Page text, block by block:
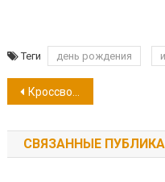
Теги день рождения
Навигация
по
записям
Кроссворд «Ловись рыбка — большая и маленькая!»
СВЯЗАННЫЕ